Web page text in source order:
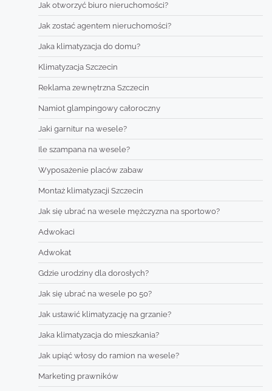
Jak otworzyć biuro nieruchomości?
Jak zostać agentem nieruchomości?
Jaka klimatyzacja do domu?
Klimatyzacja Szczecin
Reklama zewnętrzna Szczecin
Namiot glampingowy całoroczny
Jaki garnitur na wesele?
Ile szampana na wesele?
Wyposażenie placów zabaw
Montaż klimatyzacji Szczecin
Jak się ubrać na wesele mężczyzna na sportowo?
Adwokaci
Adwokat
Gdzie urodziny dla dorosłych?
Jak się ubrać na wesele po 50?
Jak ustawić klimatyzację na grzanie?
Jaka klimatyzacja do mieszkania?
Jak upiąć włosy do ramion na wesele?
Marketing prawników